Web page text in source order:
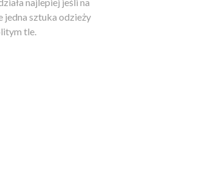
jedna sztuka odzieży
tle.